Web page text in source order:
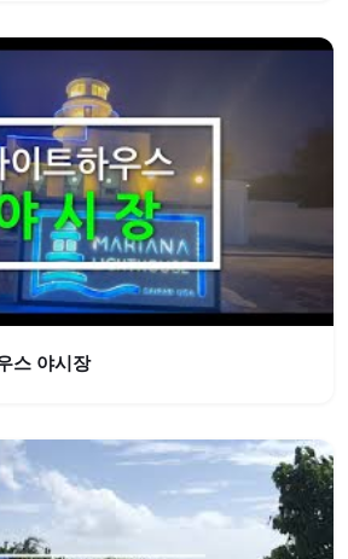
스 야시장